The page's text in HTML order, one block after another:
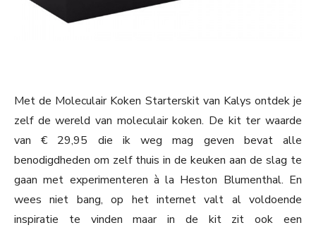
Met de Moleculair Koken Starterskit van Kalys ontdek je
zelf de wereld van moleculair koken. De kit ter waarde
van € 29,95 die ik weg mag geven bevat alle
benodigdheden om zelf thuis in de keuken aan de slag te
gaan met experimenteren à la Heston Blumenthal. En
wees niet bang, op het internet valt al voldoende
inspiratie te vinden maar in de kit zit ook een